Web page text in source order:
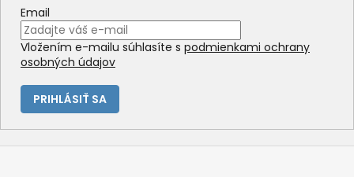
Email
Vložením e-mailu súhlasíte s podmienkami ochrany
osobných údajov
PRIHLÁSIŤ SA